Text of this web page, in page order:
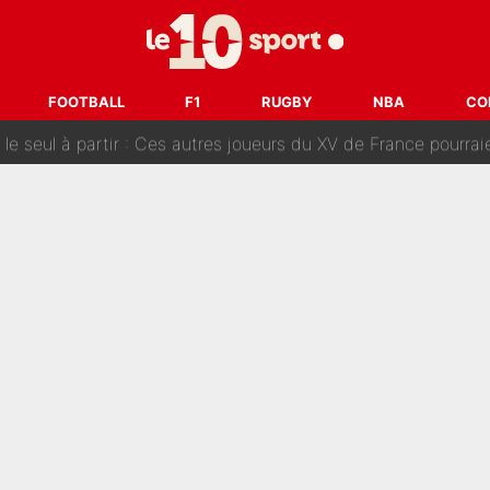
FOOTBALL F1 RUGBY NBA
: Les révélations de la famille Zidane sur sa prise de
les recrues espérées par Bruno Genesio et Grégory
: Ces autres joueurs du XV de France pourraient aussi quitter le Stade